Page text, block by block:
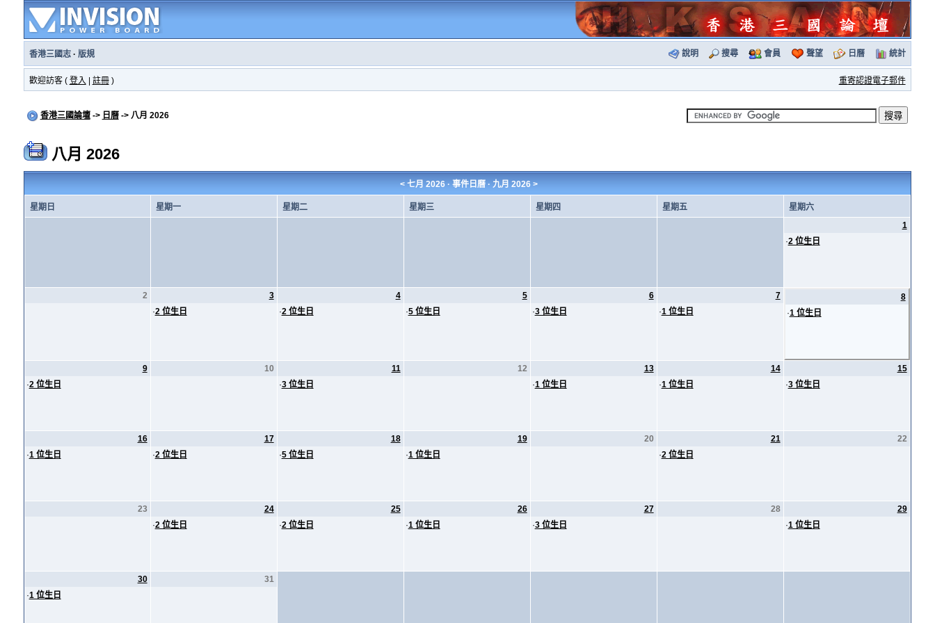
香港三國志· 版規 說明 搜尋 會員 聲望 日曆 統計
歡迎訪客 ( 登入 註冊) 重寄認證電子郵件
香港三國論壇-> 日曆-> 八月 2026
八月 2026
<七月 2026 · 事件日曆 ·九月 2026 >
星期日 星期一 星期二 星期三 星期四 星期五
星期六
1
·2 位生日
2
3
·2 位生日
4
·2 位生日
5
·5 位生日
6
·3 位生日
7
·1 位生日
8
·1 位生日
9
·2 位生日
10
11
·3 位生日
12
13
·1 位生日
14
·1 位生日
15
·3 位生日
16
·1 位生日
17
·2 位生日
18
·5 位生日
19
·1 位生日
20
21
·2 位生日
22
23
24
·2 位生日
25
·2 位生日
26
·1 位生日
27
·3 位生日
28
29
·1 位生日
30
·1 位生日
31